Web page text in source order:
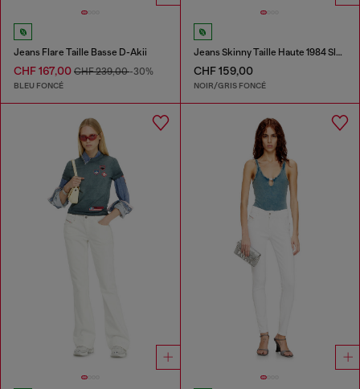
Jeans Flare Taille Basse D-Akii
CHF 167,00 CHF 239,00-30%
BLEU FONCÉ
Jeans Skinny Taille Haute 1984 Slandy-High
CHF 159,00
NOIR/GRIS FONCÉ